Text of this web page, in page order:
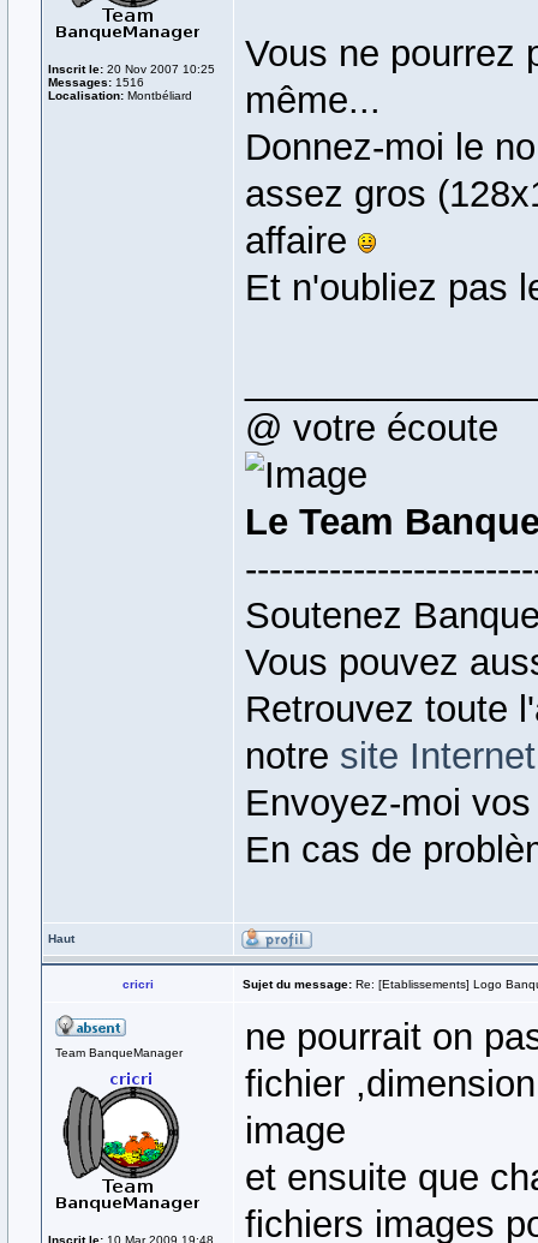
Inscrit le: 20 Nov 2007 10:25
Messages: 1516
Localisation: Montbéliard
Vous ne pourrez
même...
Donnez-moi le
assez gros
affaire
Et n'oubliez pas
@ votre écoute
Le Team
Soutenez
Vous pouvez
Retrouvez toute
notre site Internet
Envoyez-moi
En cas de
Haut
cricri Sujet du message: Re: [Etablissements] Logo
Team BanqueManager
Inscrit le: 10 Mar 2009 19:48
ne pourrait on
fichier
image
et ensuite que
fichiers images